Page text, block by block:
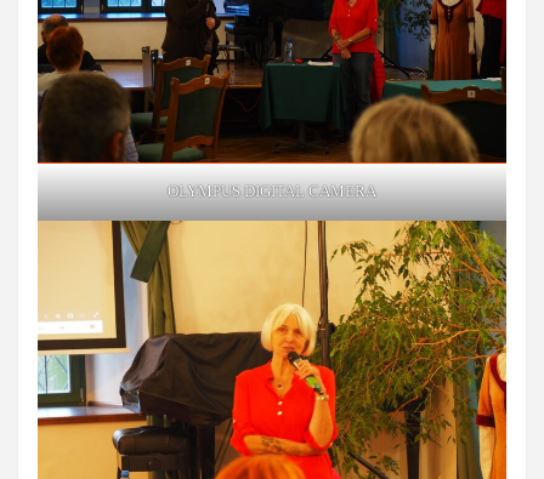
OLYMPUS DIGITAL CAMERA